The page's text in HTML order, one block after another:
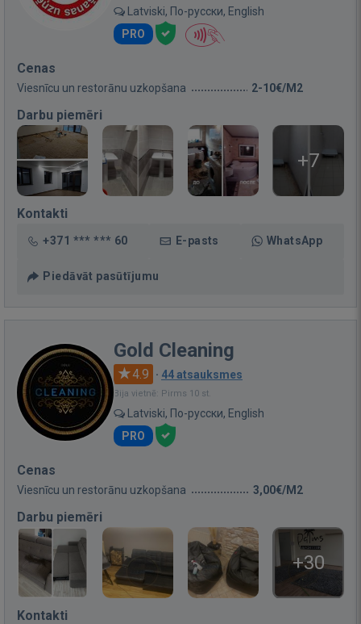
Latviski, По-русски, English
PRO
Cenas
Viesnīcu un restorānu uzkopšana 2-10€/M2
Darbu piemēri
+7
Kontakti
+371 *** *** 60 E-pasts WhatsApp
Piedāvāt pasūtījumu
Gold Cleaning
4.9 · 44 atsauksmes
Bija vietnē: Pirms 10 st.
Latviski, По-русски, English
PRO
Cenas
Viesnīcu un restorānu uzkopšana 3,00€/M2
Darbu piemēri
+30
Kontakti